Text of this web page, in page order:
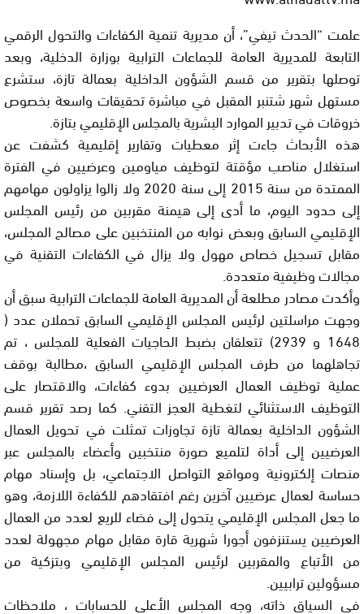
علمت “الحدث تيفي”، أن مديرية تنمية الكفاءات والتحول الرقمي
التابعة للمديرية العامة للجماعات الترابية بوزارة الدخلية، وبعد
توصلها بتقرير من قسم الشؤون الداخلية بعمالة تازة، ستشرع
مستهل شهر شتنبر المقبل في مباشرة تحقيقات واسعة بخصوص
خروقات في تدبير الموارد البشرية بالمجلس الإقليمي بتازة.
هذه الأبحاث جاءت إثر معطيات وتقارير إقليمية كشفت عن
استغلال مناصب مؤقتة لتوظيف مياومين وعرضيين في الفترة
الممتدة من سنة 2015 إلى سنة 2020 ولا زالوا يزاولون مهامهم
إلى حدود اليوم، ما أدى إلى هيمنة مقربين من رئيس المجلس
الإقليمي السابق وبعض نوابه من المنتخبين على مصالح المجلس،
مقابل تسجيل خصاص مهول ولا يزال في الكفاءات التقنية في
مجالات وظيفية متعددة.
وأكدت مصادر مطلعة أن المديرية العامة للجماعات الترابية سبق أن
وجهت مراسلتين لرئيس المجلس الإقليمي السابق تحملان عدد (
1648 و 2939) تتعلقان بضبط الحاجيات الفعلية للمجلس ، تم
تجاهلهما من طرف المجلس الإقليمي السابق ،مطالبة بوقف
عملية توظيف العمال العرضيين بدوء كفاءات، والاقتصار على
التوظيف الاستثنائي لتغطية العجز التقني. كما رصد تقرير قسم
الشؤون الداخلية بعمالة تازة تجاوزات تمثلت في تحويل العمال
العرضيين إلى أداة لتلميع صورة منتخبين وأعضاء بالمجلس عبر
منصات إلكترونية ومواقع التواصل الاجتماعي، بل وإسناد مهام
حساسة لعمال عرضيين آخرين رغم افتقادهم للكفاءة اللازمة، وهو
ما جعل المجلس الإقليمي يتحول إلى فضاء للريع لعدد من العمال
العرضيين يستنزفون أجورا شهرية قارة مقابل مهام مجهولة لعدد
من الأتباع والمقربين لرئيس المجلس الإقليمي وبتزكية من
مسؤولين ترابيين.
في السياق ذاته، وجه المجلس الأعلى للحسابات ، ملاحظات